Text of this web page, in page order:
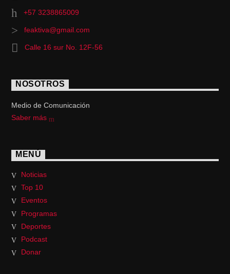
+57 3238865009
feaktiva@gmail.com
Calle 16 sur No. 12F-56
NOSOTROS
Medio de Comunicación
Saber más
MENÚ
Noticias
Top 10
Eventos
Programas
Deportes
Podcast
Donar